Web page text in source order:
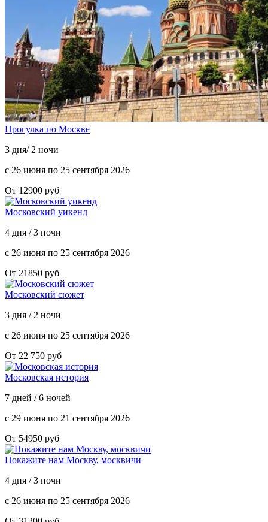
Прогулка по Москве
3 дня/ 2 ночи
с 26 июня по 25 сентября 2026
От 12900 руб
Московский уикенд
4 дня / 3 ночи
с 26 июня по 25 сентября 2026
От 21850 руб
Московский сюжет
3 дня / 2 ночи
с 26 июня по 25 сентября 2026
От 22 750 руб
Московская история
7 дней / 6 ночей
с 29 июня по 21 сентября 2026
От 54950 руб
Покажите нам Москву, москвичи
4 дня / 3 ночи
с 26 июня по 25 сентября 2026